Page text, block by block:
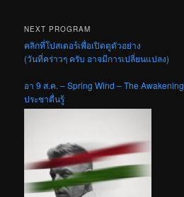
NEXT PROGRAM
คลิกที่โปสเตอร์เพื่อเปิดดูตัวอย่าง
(วันที่คร่าวๆ ครับ อาจมีการเปลี่ยนแปลง)
อา 9 ส.ค. – Spring Wind – The
ประชาตื่นรู้